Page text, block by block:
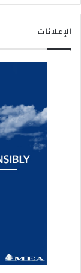
الإعلانات